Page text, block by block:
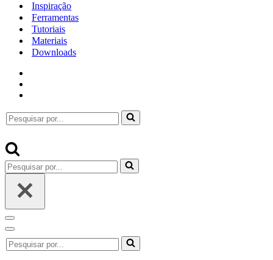
Inspiração
Ferramentas
Tutoriais
Materiais
Downloads
Pesquisar
por...
Pesquisar
por...
Menu
de
navegação
Menu
de
navegação
Pesquisar
por...